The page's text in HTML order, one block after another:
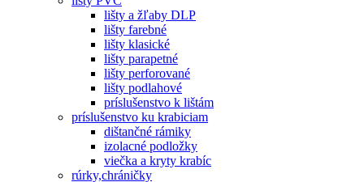
lišty a žľaby DLP
lišty farebné
lišty klasické
lišty parapetné
lišty perforované
lišty podlahové
príslušenstvo k lištám
príslušenstvo ku krabiciam
dištančné rámiky
izolacné podložky
viečka a kryty krabíc
rúrky,chráničky